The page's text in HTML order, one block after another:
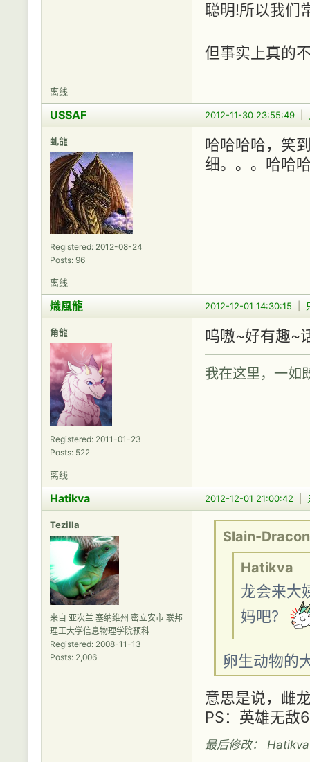
聪明!所以我们
但事实上真的
离线
2012-11-30 23:55:49
USSAF
虬龍
Registered: 2012-08-24
Posts: 96
哈哈哈哈，笑
细。。。哈哈
离线
2012-12-01 14:30:15
熾風龍
角龍
Registered: 2011-01-23
Posts: 522
呜嗷~好有趣~
我在这里，一如
离线
2012-12-01 21:00:42
Hatikva
Tezilla
来自 亚次兰 塞纳维州 密立安市 联邦
理工大学信息物理学院预科
Registered: 2008-11-13
Posts: 2,006
Slain-Dracon
Hatikva
龙会来大
妈吧?
卵生动物的
意思是说，雌
PS：英雄无敌
最后修改：